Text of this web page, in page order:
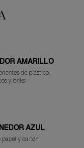
AMARILLO
de plástico,
y briks
AZUL
papel y cartón